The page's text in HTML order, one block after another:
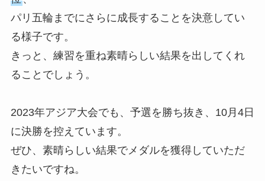
パリ五輪までにさらに成長することを決意してい
る様子です。
きっと、練習を重ね素晴らしい結果を出してくれ
ることでしょう。
2023年アジア大会でも、予選を勝ち抜き、10月4日
に決勝を控えています。
ぜひ、素晴らしい結果でメダルを獲得していただ
きたいですね。